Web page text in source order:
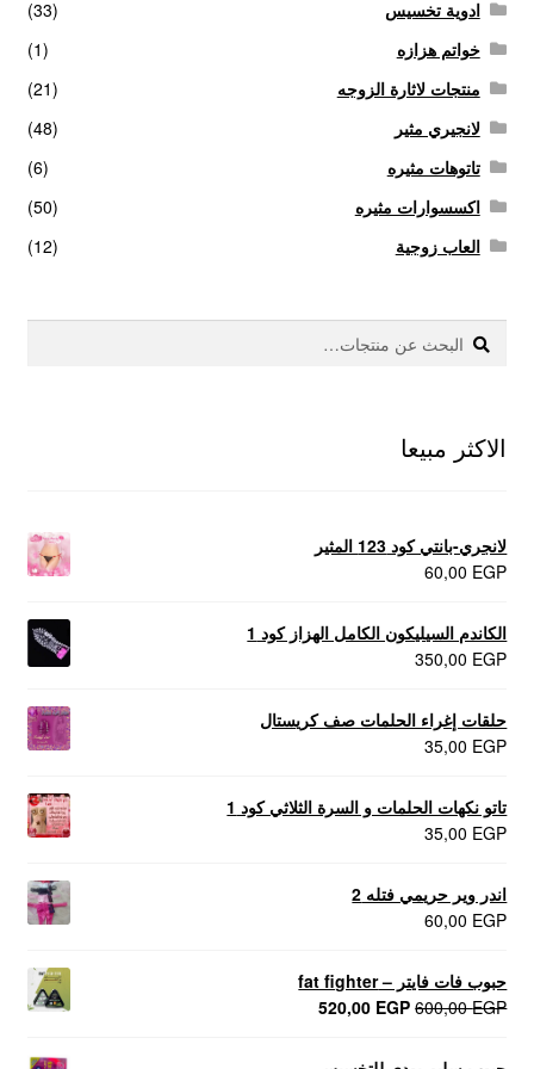
ادوية تخسيس
(33)
خواتم هزازه
(1)
منتجات لاثارة الزوجه
(21)
لانجيري مثير
(48)
تاتوهات مثيره
(6)
اكسسوارات مثيره
(50)
العاب زوجية
(12)
البحث
عن:
بحث
الاكثر مبيعا
لانجري-بانتي كود 123 المثير
60,00 EGP
الكاندم السيليكون الكامل الهزاز كود 1
350,00 EGP
حلقات إغراء الحلمات صف كريستال
35,00 EGP
تاتو نكهات الحلمات و السرة الثلاثي كود 1
35,00 EGP
اندر وير حريمي فتله 2
60,00 EGP
حبوب فات فايتر – fat fighter
600,00EGP
السعر520,00 EGP
السعر